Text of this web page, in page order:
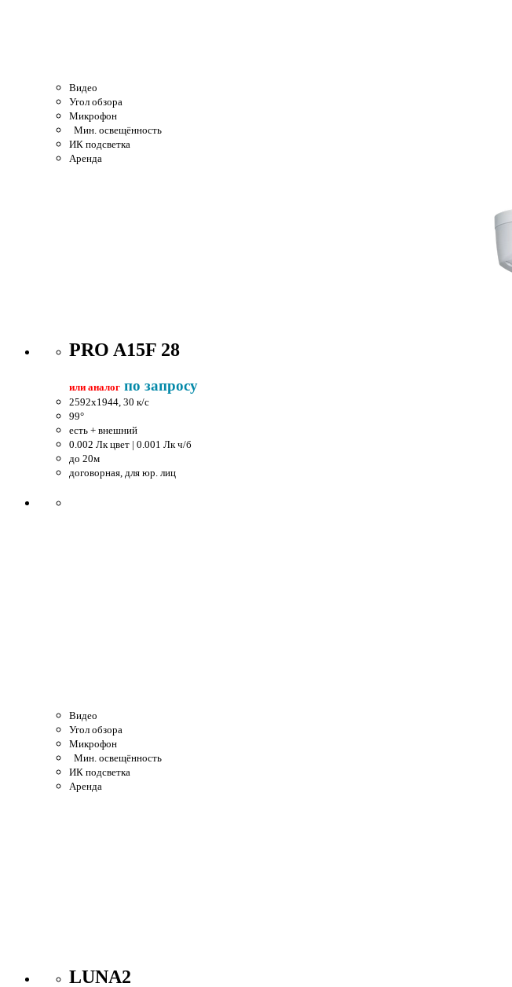
Видео
Угол обзора
Микрофон
Мин. освещённость
ИК подсветка
Аренда
PRO A15F 28
или аналог по запросу
2592x1944, 30 к/c
99°
есть + внешний
0.002 Лк цвет | 0.001 Лк ч/б
до 20м
договорная, для юр. лиц
Видео
Угол обзора
Микрофон
Мин. освещённость
ИК подсветка
Аренда
LUNA2